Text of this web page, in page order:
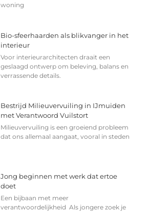
woning
Bio-sfeerhaarden als blikvanger in het
interieur
Voor interieurarchitecten draait een
geslaagd ontwerp om beleving, balans en
verrassende details.
Bestrijd Milieuvervuiling in IJmuiden
met Verantwoord Vuilstort
Milieuvervuiling is een groeiend probleem
dat ons allemaal aangaat, vooral in steden
Jong beginnen met werk dat ertoe
doet
Een bijbaan met meer
verantwoordelijkheid Als jongere zoek je